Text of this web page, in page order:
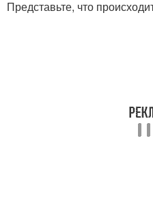
Представьте, что